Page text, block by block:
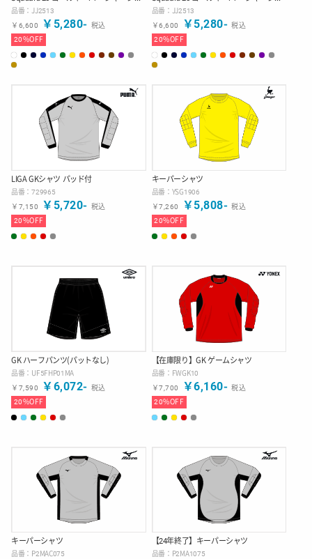
品番：
JJ2513
￥ 6,600 ￥ 5,280- 税込
20%OFF
品番：
JJ2513
￥6,600 ￥5,280- 税込
20%OFF
LIGA GKシャツ パッド付
品番：729965
￥ 7,150 ￥ 5,720- 税込
20%OFF
キーパーシャツ
品番： YSG1906
￥7,260 ￥5,808- 税込
20%OFF
GK ハーフパンツ(パットなし)
品番：
UF5FHP01MA
￥ 7,590 ￥6,072- 税込
20%OFF
【在庫限り】GK ゲームシャツ
品番： FWGK10
￥7,700 ￥6,160- 税込
20%OFF
キーパーシャツ
品番： P2MAC075
【24年終了】キーパーシャツ
品番： P2MA1075